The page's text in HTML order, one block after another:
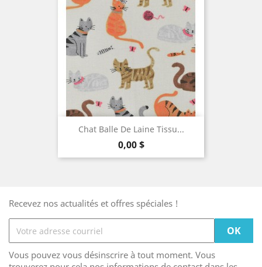
Chat Balle De Laine Tissu...
Prix
0,00 $
Recevez nos actualités et offres spéciales !
Vous pouvez vous désinscrire à tout moment. Vous